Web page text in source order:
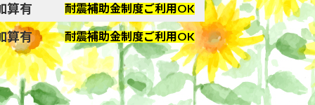
算有 耐震補助金制度ご利用OK
算有 耐震補助金制度ご利用OK